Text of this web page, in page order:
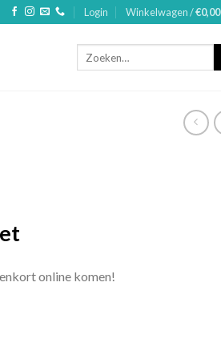
Login Winkelwagen /€0,00
online komen!